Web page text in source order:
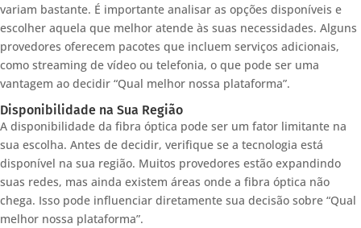
variam bastante. É importante analisar as opções disponíveis e
escolher aquela que melhor atende às suas necessidades. Alguns
provedores oferecem pacotes que incluem serviços adicionais,
como streaming de vídeo ou telefonia, o que pode ser uma
vantagem ao decidir “Qual melhor nossa plataforma”.
Disponibilidade na Sua Região
A disponibilidade da fibra óptica pode ser um fator limitante na
sua escolha. Antes de decidir, verifique se a tecnologia está
disponível na sua região. Muitos provedores estão expandindo
suas redes, mas ainda existem áreas onde a fibra óptica não
chega. Isso pode influenciar diretamente sua decisão sobre “Qual
melhor nossa plataforma”.